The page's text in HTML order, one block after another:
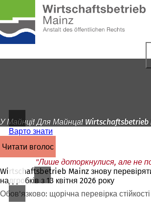
Перейти до змісту
сторінку
У Майнці! Для Майнца! Wirtschaftsbetrieb
Варто знати
читати вголос
"Лише доторкнулися, але не
Wirtschaftsbetrieb Mainz знову
надгробків з 13 квітня 2026 року
Обов'язково: щорічна перевірка